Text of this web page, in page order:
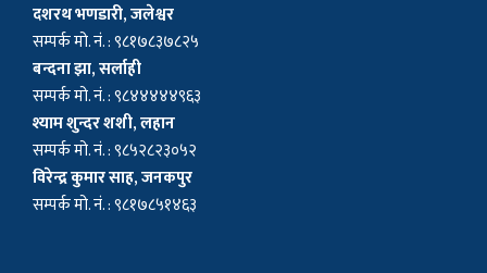
दशरथ भणडारी, जलेश्वर
सम्पर्क मो. नं. : ९८१७८३७८२५
बन्दना झा, सर्लाही
सम्पर्क मो. नं. : ९८४४४४४९६३
श्याम शुन्दर शशी, लहान
सम्पर्क मो. नं. : ९८५२८२३०५२
विरेन्द्र कुमार साह, जनकपुर
सम्पर्क मो. नं. : ९८१७८५१४६३